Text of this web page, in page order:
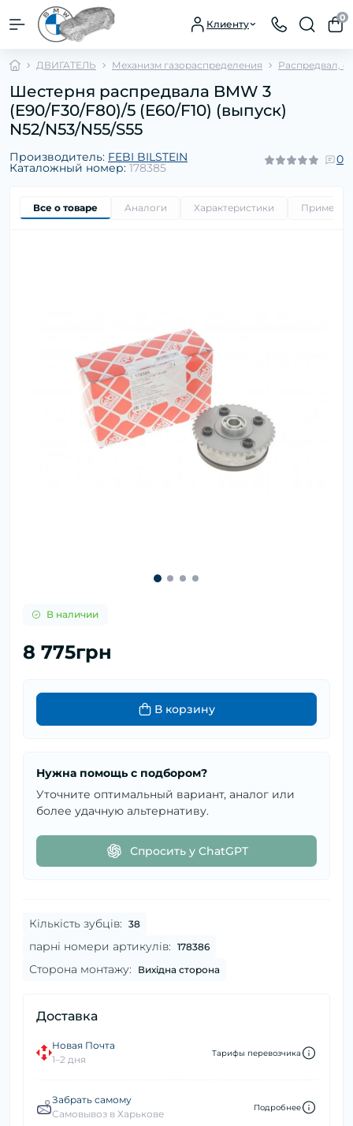
Клиенту
0
ДВИГАТЕЛЬ Механизм газораспределения Распредвал,
Шестерня распредвала BMW 3
(E90/F30/F80)/5 (E60/F10) (выпуск)
N52/N53/N55/S55
Производитель: FEBI BILSTEIN
Каталожный номер: 178385
0
Все о товаре Аналоги Характеристики
В наличии
8 775грн
В корзину
Нужна помощь с подбором?
Уточните оптимальный вариант, аналог или
более удачную альтернативу.
Спросить у ChatGPT
Кількість зубців: 38
парні номери артикулів: 178386
Сторона монтажу: Вихідна сторона
Доставка
Новая Почта
1–2 дня
Тарифы перевозчика
Забрать самому
Самовывоз в Харькове
Подробнее